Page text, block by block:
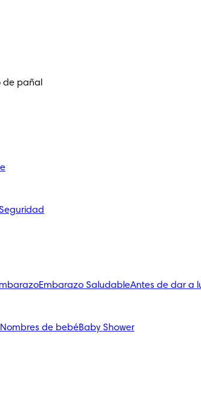
de pañal
Embarazo SaludableAntes de dar a
Nombres de bebéBaby Shower